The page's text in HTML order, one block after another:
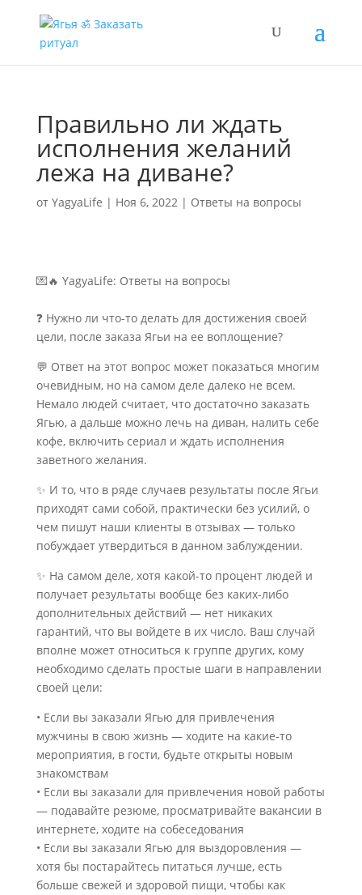
Правильно ли ждать
исполнения желаний
лежа на диване?
от YagyaLife | Ноя 6, 2022| Ответы на вопросы
💌🔥 YagyaLife: Ответы на вопросы
❓ Нужно ли что-то делать для достижения своей
цели, после заказа Ягьи на ее воплощение?
💬 Ответ на этот вопрос может показаться многим
очевидным, но на самом деле далеко не всем.
Немало людей считает, что достаточно заказать
Ягью, а дальше можно лечь на диван, налить себе
кофе, включить сериал и ждать исполнения
заветного желания.
✨ И то, что в ряде случаев результаты после Ягьи
приходят сами собой, практически без усилий, о
чем пишут наши клиенты в отзывах — только
побуждает утвердиться в данном заблуждении.
✨ На самом деле, хотя какой-то процент людей и
получает результаты вообще без каких-либо
дополнительных действий — нет никаких
гарантий, что вы войдете в их число. Ваш случай
вполне может относиться к группе других, кому
необходимо сделать простые шаги в направлении
своей цели:
• Если вы заказали Ягью для привлечения
мужчины в свою жизнь — ходите на какие-то
мероприятия, в гости, будьте открыты новым
знакомствам
• Если вы заказали для привлечения новой работы
— подавайте резюме, просматривайте вакансии в
интернете, ходите на собеседования
• Если вы заказали Ягью для выздоровления —
хотя бы постарайтесь питаться лучше, есть
больше свежей и здоровой пищи, чтобы как